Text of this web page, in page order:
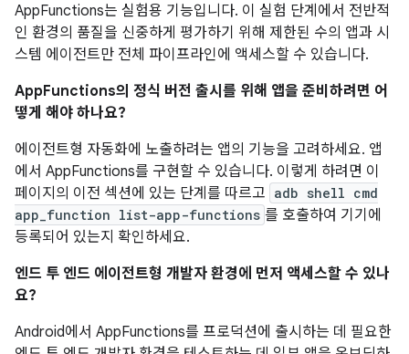
AppFunctions는 실험용 기능입니다. 이 실험 단계에서 전반적
인 환경의 품질을 신중하게 평가하기 위해 제한된 수의 앱과 시
스템 에이전트만 전체 파이프라인에 액세스할 수 있습니다.
AppFunctions의 정식 버전 출시를 위해 앱을 준비하려면 어
떻게 해야 하나요?
에이전트형 자동화에 노출하려는 앱의 기능을 고려하세요. 앱
에서 AppFunctions를 구현할 수 있습니다. 이렇게 하려면 이
페이지의 이전 섹션에 있는 단계를 따르고 adb shell cmd
app_function list-app-functions 를 호출하여 기기에
등록되어 있는지 확인하세요.
엔드 투 엔드 에이전트형 개발자 환경에 먼저 액세스할 수 있나
요?
Android에서 AppFunctions를 프로덕션에 출시하는 데 필요한